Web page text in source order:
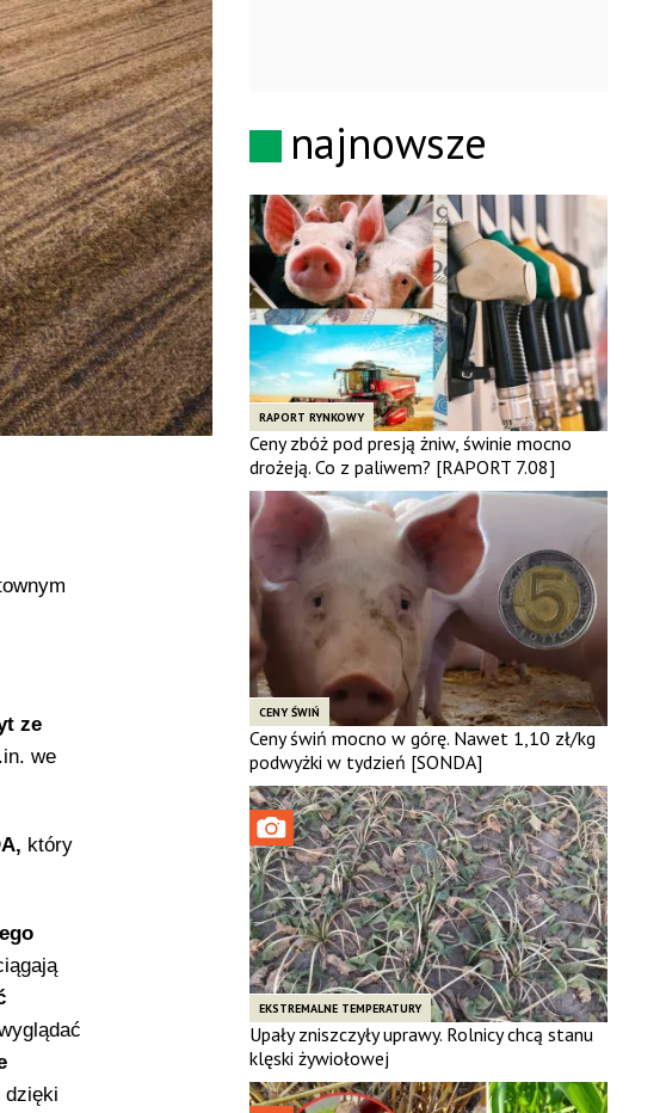
ze
we
który
dzięki
najnowsze
RAPORT RYNKOWY
Ceny zbóż pod presją żniw, świnie mocno
drożeją. Co z paliwem? [RAPORT 7.08]
CENY ŚWIŃ
Ceny świń mocno w górę. Nawet 1,10 zł/kg
podwyżki w tydzień [SONDA]
EKSTREMALNE TEMPERATURY
Upały zniszczyły uprawy. Rolnicy chcą stanu
klęski żywiołowej